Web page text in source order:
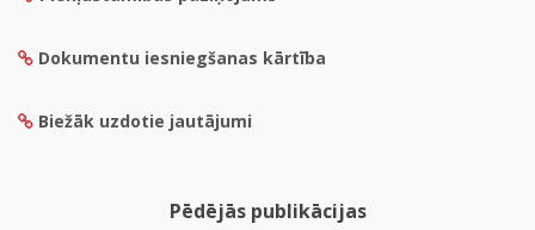
Dokumentu iesniegšanas kārtība
Biežāk uzdotie jautājumi
Pēdējās publikācijas